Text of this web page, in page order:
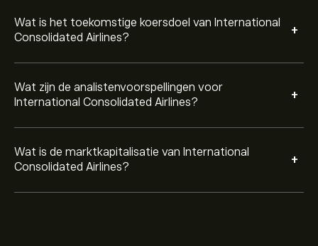
Wat is het toekomstige koersdoel van International
Consolidated Airlines?
+
Wat zijn de analistenvoorspellingen voor
International Consolidated Airlines?
+
Wat is de marktkapitalisatie van International
Consolidated Airlines?
+